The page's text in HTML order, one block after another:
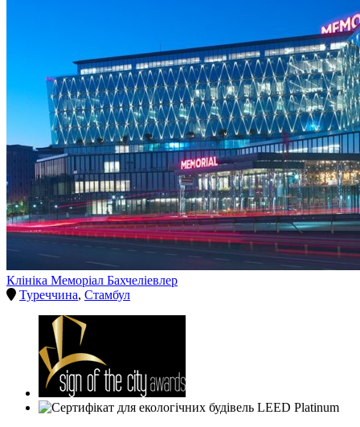
Клініка Меморіал Бахчеліевлер
Туреччина, Стамбул